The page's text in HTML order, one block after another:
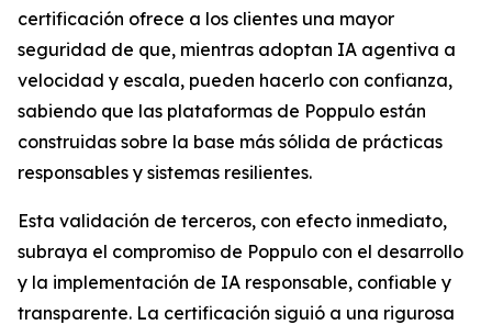
certificación ofrece a los clientes una mayor
seguridad de que, mientras adoptan IA agentiva a
velocidad y escala, pueden hacerlo con confianza,
sabiendo que las plataformas de Poppulo están
construidas sobre la base más sólida de prácticas
responsables y sistemas resilientes.
Esta validación de terceros, con efecto inmediato,
subraya el compromiso de Poppulo con el desarrollo
y la implementación de IA responsable, confiable y
transparente. La certificación siguió a una rigurosa